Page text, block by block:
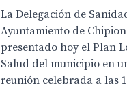
La Delegación de
Ayuntamiento de
presentado hoy el Plan
Salud del municipio en
reunión celebrada a las